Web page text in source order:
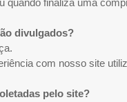
quando finaliza uma
divulgados?
com nosso site
pelo site?